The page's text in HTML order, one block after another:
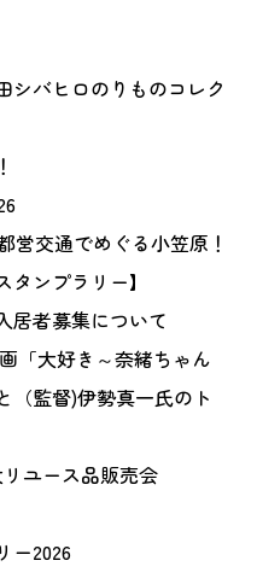
シバヒロのりものコレク
営交通でめぐる小笠原！
タンプラリー】
居者募集について
「大好き～奈緒ちゃん
（監督)伊勢真一氏のト
ユース品販売会
ー2026